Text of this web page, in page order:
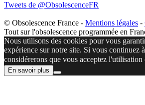
Tweets de @ObsolescenceFR
© Obsolescence France - Mentions légales -
Tout sur l'obsolescence programmée en
Nous utilisons des cookies pour vous
expérience sur notre site. Si vous continuez
considérerons que vous acceptez l'utilisation
En savoir plus